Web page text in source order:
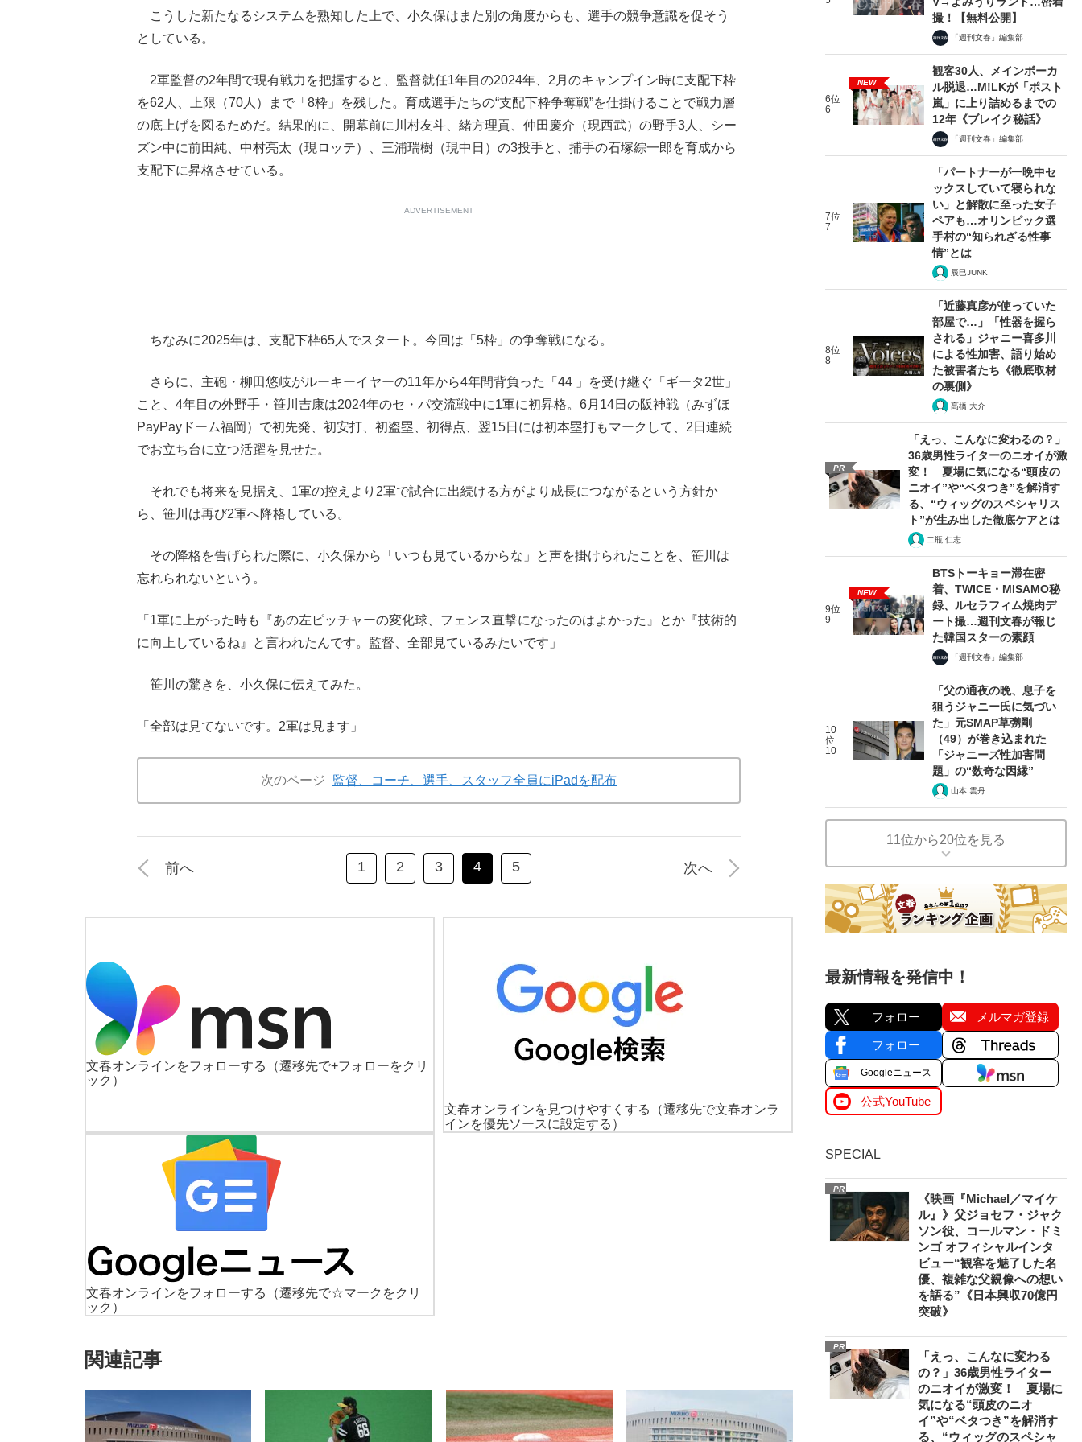
こうした新たなるシステムを熟知した上で、小久保はまた別の角度からも、選手の競争意識を促そう
としている。
2軍監督の2年間で現有戦力を把握すると、監督就任1年目の2024年、2月のキャンプイン時に支配下枠
を62人、上限（70人）まで「8枠」を残した。育成選手たちの“支配下枠争奪戦”を仕掛けることで戦力層
の底上げを図るためだ。結果的に、開幕前に川村友斗、緒方理貢、仲田慶介（現西武）の野手3人、シー
ズン中に前田純、中村亮太（現ロッテ）、三浦瑞樹（現中日）の3投手と、捕手の石塚綜一郎を育成から
支配下に昇格させている。
ADVERTISEMENT
ちなみに2025年は、支配下枠65人でスタート。今回は「5枠」の争奪戦になる。
さらに、主砲・柳田悠岐がルーキーイヤーの11年から4年間背負った「44 」を受け継ぐ「ギータ2世」
こと、4年目の外野手・笹川吉康は2024年のセ・パ交流戦中に1軍に初昇格。6月14日の阪神戦（みずほ
PayPayドーム福岡）で初先発、初安打、初盗塁、初得点、翌15日には初本塁打もマークして、2日連続
でお立ち台に立つ活躍を見せた。
それでも将来を見据え、1軍の控えより2軍で試合に出続ける方がより成長につながるという方針か
ら、笹川は再び2軍へ降格している。
その降格を告げられた際に、小久保から「いつも見ているからな」と声を掛けられたことを、笹川は
忘れられないという。
「1軍に上がった時も『あの左ピッチャーの変化球、フェンス直撃になったのはよかった』とか『技術的
に向上しているね』と言われたんです。監督、全部見ているみたいです」
笹川の驚きを、小久保に伝えてみた。
「全部は見てないです。2軍は見ます」
次のページ 監督、コーチ、選手、スタッフ全員にiPadを配布
前へ 1 2 3 4 5 次へ
文春オンラインをフォローする
（遷移先で+フォローをクリ
ック）
文春オンラインを見つけやすくする
（遷移先で文春オンラ
インを優先ソースに設定する）
文春オンラインをフォローする
（遷移先で☆マークをクリ
ック）
関連記事
撮！【無料公開】
「週刊文春」編集部
6位
6
NEW
観客30人、メインボーカ
ル脱退…M!LKが「ポスト
嵐」に上り詰めるまでの
12年《ブレイク秘話》
「週刊文春」編集部
7位
7
「パートナーが一晩中セ
ックスしていて寝られな
い」と解散に至った女子
ペアも…オリンピック選
手村の“知られざる性事
情”とは
辰巳JUNK
8位
8
「近藤真彦が使っていた
部屋で…」「性器を握ら
される」ジャニー喜多川
による性加害、語り始め
た被害者たち《徹底取材
の裏側》
髙橋 大介
PR
「えっ、こんなに変わるの？」
36歳男性ライターのニオイが激
変！ 夏場に気になる“頭皮の
ニオイ”や“ベタつき”を解消す
る、“ウィッグのスペシャリス
ト”が生み出した徹底ケアとは
二瓶 仁志
9位
9
NEW
BTSトーキョー滞在密
着、TWICE・MISAMO秘
録、ルセラフィム焼肉デ
ート撮…週刊文春が報じ
た韓国スターの素顔
「週刊文春」編集部
10
位
10
「父の通夜の晩、息子を
狙うジャニー氏に気づい
た」元SMAP草彅剛
（49）が巻き込まれた
「ジャニーズ性加害問
題」の“数奇な因縁”
山本 雲丹
11位から20位を見る
最新情報を発信中！
フォロー メルマガ登録
フォロー
Googleニュース
公式YouTube
SPECIAL
PR
《映画『Michael／マイケ
ル』》父ジョセフ・ジャク
ソン役、コールマン・ドミ
ンゴ オフィシャルインタ
ビュー“観客を魅了した名
優、複雑な父親像への想い
を語る”《日本興収70億円
突破》
PR
「えっ、こんなに変わる
の？」36歳男性ライター
のニオイが激変！ 夏場に
気になる“頭皮のニオ
イ”や“ベタつき”を解消す
る、“ウィッグのスペシャ